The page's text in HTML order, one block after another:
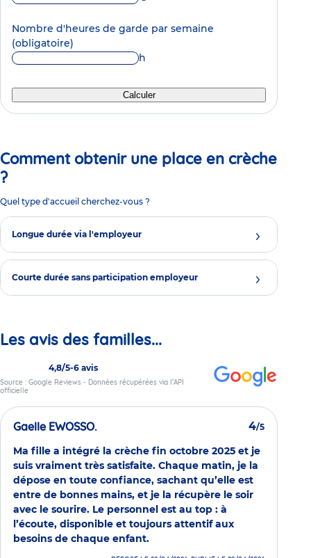
Nombre d'heures de garde par semaine
(obligatoire)
h
Calculer
Comment obtenir une place en crèche
?
Quel type d'accueil cherchez-vous ?
Longue durée via l'employeur
Courte durée sans participation employeur
Les avis des familles...
4,8/5-6 avis
Source : Google Reviews - Données récupérées via l’API
officielle
Gaelle EWOSSO. 4/5
Ma fille a intégré la crèche fin octobre 2025 et je
suis vraiment très satisfaite. Chaque matin, je la
dépose en toute confiance, sachant qu’elle est
entre de bonnes mains, et je la récupère le soir
avec le sourire. Le personnel est au top : à
l’écoute, disponible et toujours attentif aux
besoins de chaque enfant.